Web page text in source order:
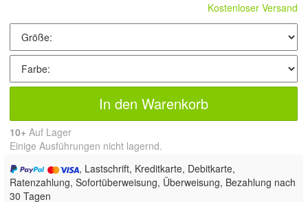
Kostenloser Versand
In den Warenkorb
10+ Auf Lager
Einige Ausführungen nicht lagernd.
, Lastschrift, Kreditkarte, Debitkarte,
Ratenzahlung, Sofortüberweisung, Überweisung, Bezahlung nach
30 Tagen